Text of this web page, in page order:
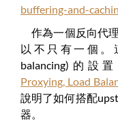
buffering-and-
作為一個反向代
以不只有一個。
balancing)的設
Proxying, Load
說明了如何搭配
器。